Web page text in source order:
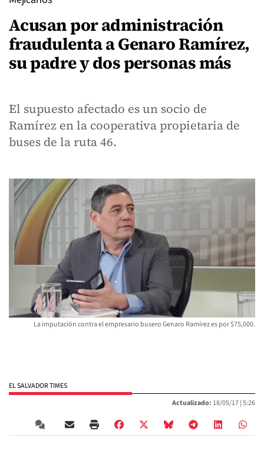
Acusan por administración
fraudulenta a Genaro Ramírez,
su padre y dos personas más
El supuesto afectado es un socio de
Ramírez en la cooperativa propietaria de
buses de la ruta 46.
La imputación contra el empresario busero Genaro Ramírez es por $75,000.
EL SALVADOR TIMES
Actualizado: 18/05/17 |5:26